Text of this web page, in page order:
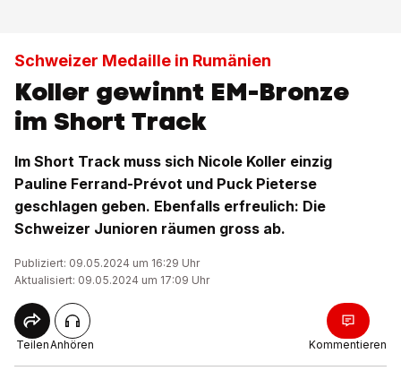
Schweizer Medaille in Rumänien
Koller gewinnt EM-Bronze
im Short Track
Im Short Track muss sich Nicole Koller einzig
Pauline Ferrand-Prévot und Puck Pieterse
geschlagen geben. Ebenfalls erfreulich: Die
Schweizer Junioren räumen gross ab.
Publiziert: 09.05.2024 um 16:29 Uhr
Aktualisiert: 09.05.2024 um 17:09 Uhr
TeilenAnhören Kommentieren